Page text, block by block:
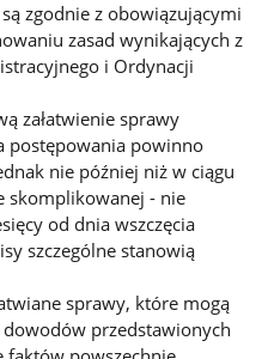
zgodnie z obowiązującymi
zasad wynikających z
i Ordynacji
załatwienie sprawy
postępowania powinno
nie później niż w ciągu
skomplikowanej - nie
od dnia wszczęcia
szczególne stanowią
sprawy, które mogą
przedstawionych